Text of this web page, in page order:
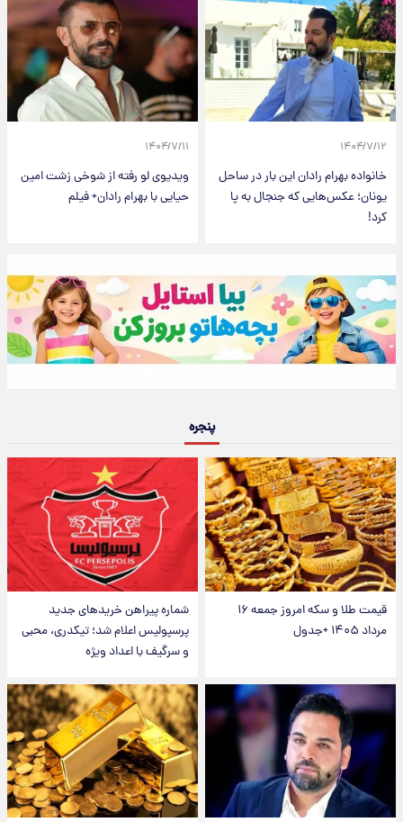
۱۴۰۴/۷/۱۲
خانواده بهرام رادان این بار در ساحل
یونان؛ عکس‌هایی که جنجال به پا
کرد!
۱۴۰۴/۷/۱۱
ویدیوی لو رفته از شوخی زشت امین
حیایی با بهرام رادان+ فیلم
پنجره
قیمت طلا و سکه امروز جمعه ۱۶
مرداد ۱۴۰۵ +جدول
شماره پیراهن خریدهای جدید
پرسپولیس اعلام شد؛ تیکدری، محبی
و سرگیف با اعداد ویژه